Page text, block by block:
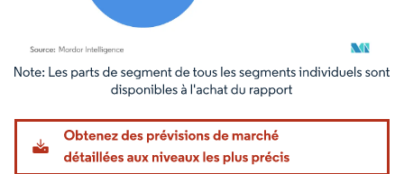
Image © Mordor Intelligence. La réutilisation nécessite une attribution sous CC BY